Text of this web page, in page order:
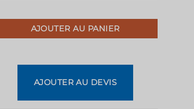
AJOUTER AU PANIER
AJOUTER AU DEVIS